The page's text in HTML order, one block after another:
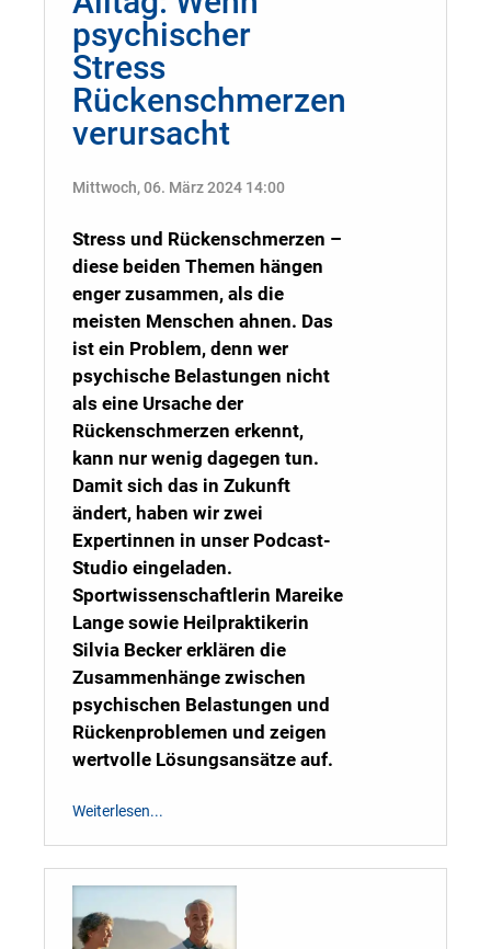
psychischer
Stress
Rückenschmerzen
verursacht
Mittwoch, 06. März 2024 14:00
Stress und Rückenschmerzen –
diese beiden Themen hängen
enger zusammen, als die
meisten Menschen ahnen. Das
ist ein Problem, denn wer
psychische Belastungen nicht
als eine Ursache der
Rückenschmerzen erkennt,
kann nur wenig dagegen tun.
Damit sich das in Zukunft
ändert, haben wir zwei
Expertinnen in unser Podcast-
Studio eingeladen.
Sportwissenschaftlerin Mareike
Lange sowie Heilpraktikerin
Silvia Becker erklären die
Zusammenhänge zwischen
psychischen Belastungen und
Rückenproblemen und zeigen
wertvolle Lösungsansätze auf.
Weiterlesen...